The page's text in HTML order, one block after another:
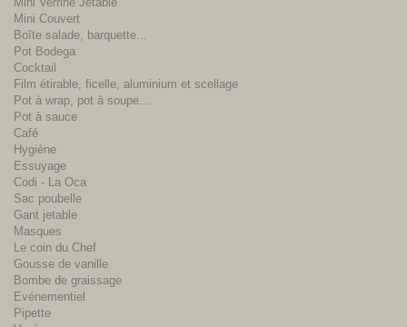
Mini Couvert
Boîte salade, barquette...
Pot Bodega
Cocktail
Film étirable, ficelle, aluminium et scellage
Pot à wrap, pot à soupe...
Pot à sauce
Café
Hygiène
Essuyage
Codi - La Oca
Sac poubelle
Gant jetable
Masques
Le coin du Chef
Gousse de vanille
Bombe de graissage
Evénementiel
Pipette